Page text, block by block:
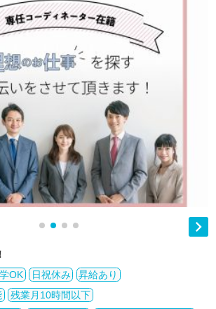

OK 日祝休み
昇給あり
残業月10時間以下